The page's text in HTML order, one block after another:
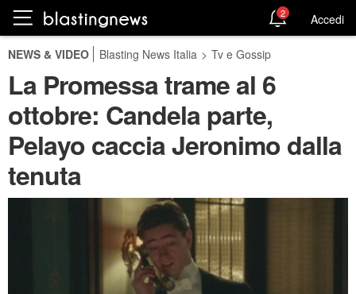
2 Accedi
NEWS & VIDEO Blasting News Italia > Tv e Gossip
La Promessa trame al 6
ottobre: Candela parte,
Pelayo caccia Jeronimo dalla
tenuta